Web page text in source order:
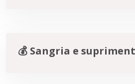
💰 Sangria e